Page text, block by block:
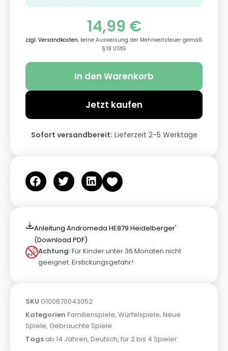
14,99 €
zzgl. Versandkosten, keine Ausweisung der Mehrwertsteuer gemäß
§ 19 UStG
In den Warenkorb
Jetzt kaufen
Sofort versandbereit: Lieferzeit 2-5 Werktage
Anleitung Andromeda HE879 Heidelberger'
(Download PDF)
Achtung:Für Kinder unter 36 Monaten nicht
geeignet. Erstickungsgefahr!
SKU G100670043052
Kategorien Familienspiele, Würfelspiele, Neue
Spiele, Gebrauchte Spiele
Tags ab 14 Jahren, Deutsch, für 2 bis 4 Spieler